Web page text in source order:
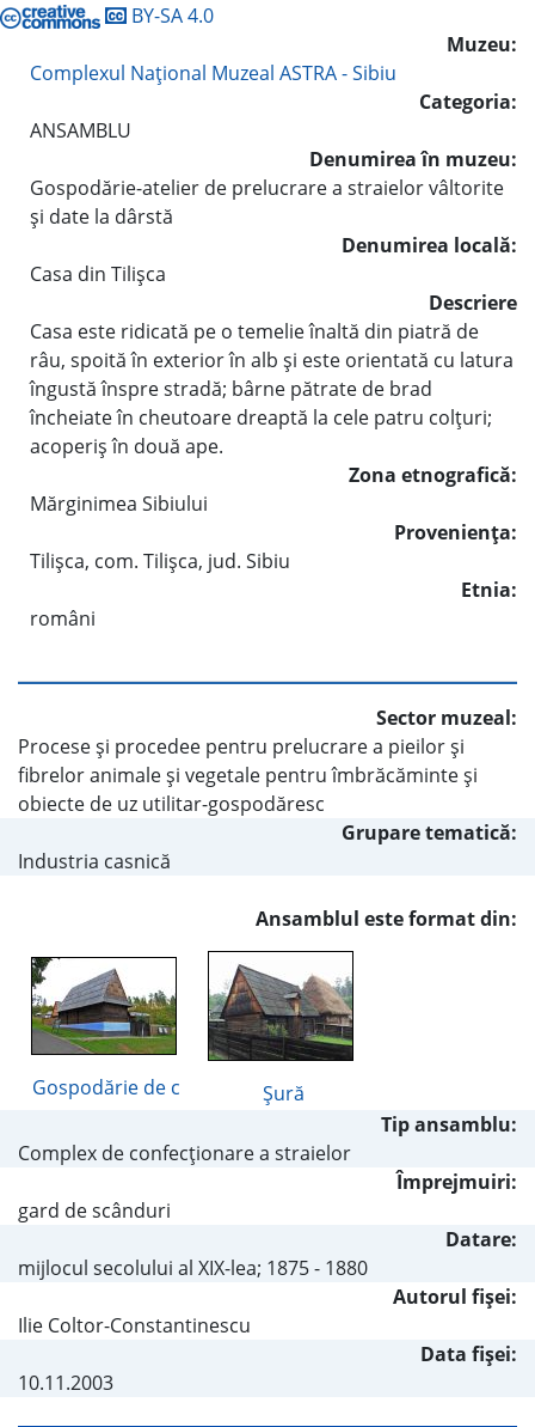
BY-SA 4.0
Muzeu:
Complexul Naţional Muzeal ASTRA - Sibiu
Categoria:
ANSAMBLU
Denumirea în muzeu:
Gospodărie-atelier de prelucrare a straielor vâltorite
şi date la dârstă
Denumirea locală:
Casa din Tilişca
Descriere
Casa este ridicată pe o temelie înaltă din piatră de
râu, spoită în exterior în alb şi este orientată cu latura
îngustă înspre stradă; bârne pătrate de brad
încheiate în cheutoare dreaptă la cele patru colţuri;
acoperiş în două ape.
Zona etnografică:
Mărginimea Sibiului
Provenienţa:
Tilişca, com. Tilişca, jud. Sibiu
Etnia:
români
Sector muzeal:
Procese şi procedee pentru prelucrare a pieilor şi
fibrelor animale şi vegetale pentru îmbrăcăminte şi
obiecte de uz utilitar-gospodăresc
Grupare tematică:
Industria casnică
Ansamblul este format din:
Gospodărie de c
Şură
Tip ansamblu:
Complex de confecţionare a straielor
Împrejmuiri:
gard de scânduri
Datare:
mijlocul secolului al XIX-lea; 1875 - 1880
Autorul fişei:
Ilie Coltor-Constantinescu
Data fișei:
10.11.2003